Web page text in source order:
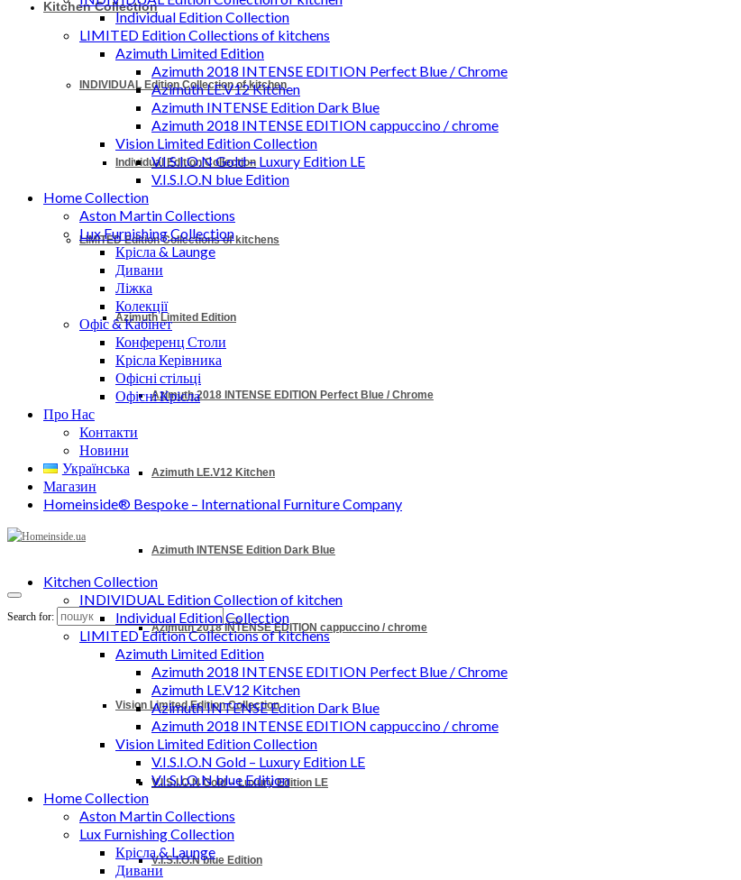
Kitchen Collection
INDIVIDUAL Edition Collection of kitchen
Individual Edition Collection
LIMITED Edition Collections of kitchens
Azimuth Limited Edition
Azimuth 2018 INTENSE EDITION Perfect Blue / Chrome
Azimuth LE.V12 Kitchen
Azimuth INTENSE Edition Dark Blue
Azimuth 2018 INTENSE EDITION cappuccino / chrome
Vision Limited Edition Collection
V.I.S.I.O.N Gold – Luxury Edition LE
V.I.S.I.O.N blue Edition
Individual Edition Collection
LIMITED Edition Collections of kitchens
Azimuth Limited Edition
Azimuth 2018 INTENSE EDITION Perfect Blue / Chrome
Azimuth LE.V12 Kitchen
Azimuth INTENSE Edition Dark Blue
Azimuth 2018 INTENSE EDITION cappuccino / chrome
Vision Limited Edition Collection
V.I.S.I.O.N Gold – Luxury Edition LE
V.I.S.I.O.N blue Edition
Home Collection
Aston Martin Collections
Lux Furnishing Collection
Крісла & Launge
Дивани
Ліжка
Колекції
Офіс & Кабінет
Конференц Столи
Крісла Керівника
Офісні стільці
Офісні Крісла
Про Нас
Контакти
Новини
Українська
Магазин
Homeinside® Bespoke – International Furniture Company
Search for:
Kitchen Collection
INDIVIDUAL Edition Collection of kitchen
Individual Edition Collection
LIMITED Edition Collections of kitchens
Azimuth Limited Edition
Azimuth 2018 INTENSE EDITION Perfect Blue / Chrome
Azimuth LE.V12 Kitchen
Azimuth INTENSE Edition Dark Blue
Azimuth 2018 INTENSE EDITION cappuccino / chrome
Vision Limited Edition Collection
V.I.S.I.O.N Gold – Luxury Edition LE
V.I.S.I.O.N blue Edition
Home Collection
Aston Martin Collections
Lux Furnishing Collection
Крісла & Launge
Дивани